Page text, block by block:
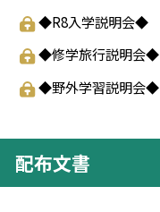
◆R8入学説明会◆
◆修学旅行説明会◆
◆野外学習説明会◆
配布文書